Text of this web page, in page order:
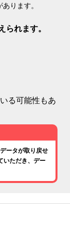
ります。
れます。
る可能性もあ
ータが取り戻せ
いただき、デー